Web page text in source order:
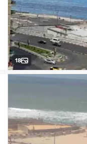
18